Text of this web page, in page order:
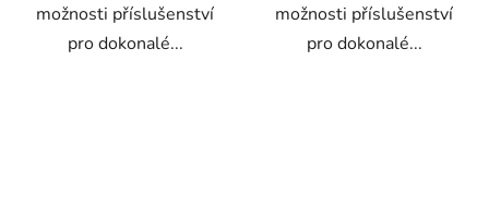
možnosti příslušenství
pro dokonalé...
možnosti příslušenství
pro dokonalé...